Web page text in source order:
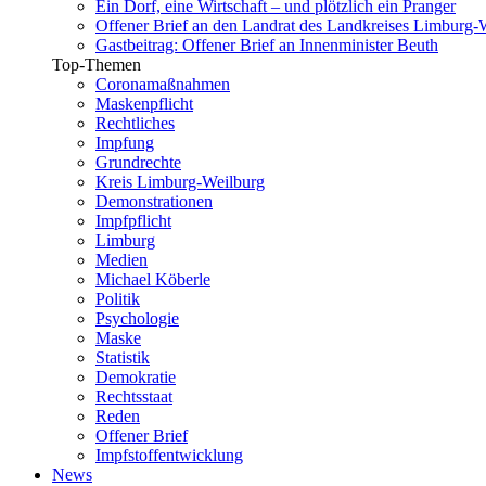
Ein Dorf, eine Wirtschaft – und plötzlich ein Pranger
Offener Brief an den Landrat des Landkreises Limburg-
Gastbeitrag: Offener Brief an Innenminister Beuth
Top-Themen
Coronamaßnahmen
Maskenpflicht
Rechtliches
Impfung
Grundrechte
Kreis Limburg-Weilburg
Demonstrationen
Impfpflicht
Limburg
Medien
Michael Köberle
Politik
Psychologie
Maske
Statistik
Demokratie
Rechtsstaat
Reden
Offener Brief
Impfstoffentwicklung
News